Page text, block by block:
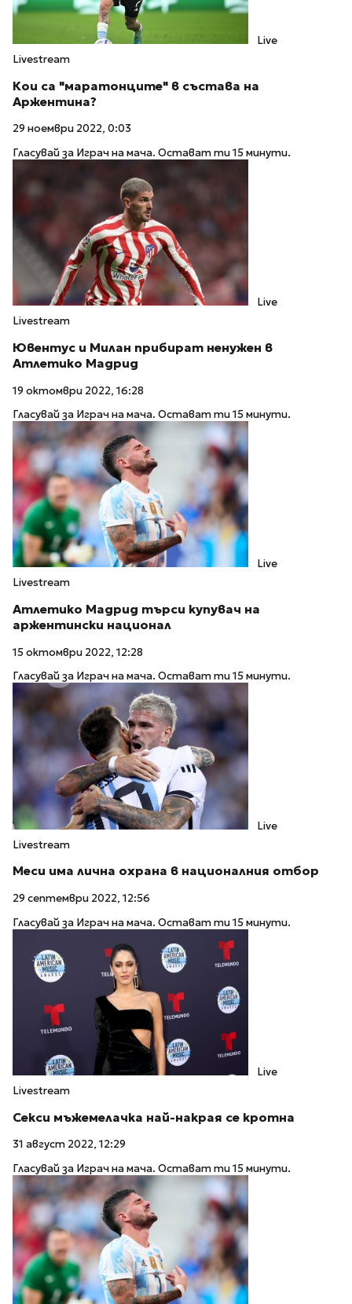
Live
Livestream
Кои са "маратонците" в състава на
Аржентина?
29 ноември 2022, 0:03
Гласувай за Играч на мача. Остават ти 15 минути.
Live
Livestream
Ювентус и Милан прибират ненужен в
Атлетико Мадрид
19 октомври 2022, 16:28
Гласувай за Играч на мача. Остават ти 15 минути.
Live
Livestream
Атлетико Мадрид търси купувач на
аржентински национал
15 октомври 2022, 12:28
Гласувай за Играч на мача. Остават ти 15 минути.
Live
Livestream
Меси има лична охрана в националния отбор
29 септември 2022, 12:56
Гласувай за Играч на мача. Остават ти 15 минути.
Live
Livestream
Секси мъжемелачка най-накрая се кротна
31 август 2022, 12:29
Гласувай за Играч на мача. Остават ти 15 минути.